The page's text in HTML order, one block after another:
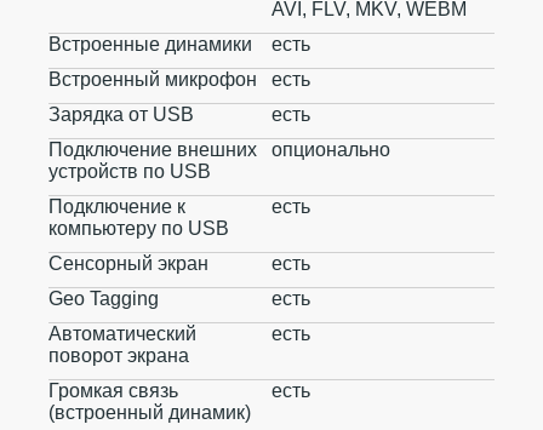
AVI, FLV, MKV, WEBM
Встроенные динамики
есть
Встроенный микрофон
есть
Зарядка от USB
есть
Подключение внешних
устройств по USB
опционально
Подключение к
компьютеру по USB
есть
Сенсорный экран
есть
Geo Tagging
есть
Автоматический
поворот экрана
есть
Громкая связь
(встроенный динамик)
есть